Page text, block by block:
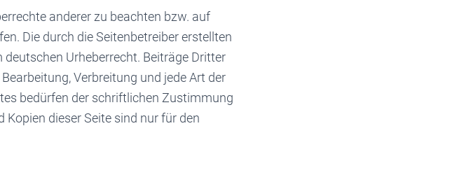
anderer zu beachten bzw. auf
Die durch die Seitenbetreiber erstellten
Urheberrecht. Beiträge Dritter
Verbreitung und jede Art der
bedürfen der schriftlichen Zustimmung
dieser Seite sind nur für den